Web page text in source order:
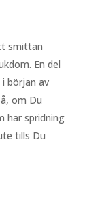
smittan
En del
början av
om Du
har spridning
tills Du